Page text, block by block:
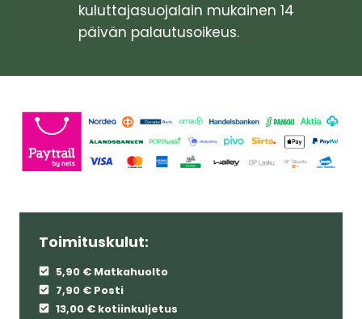
kuluttajasuojalain mukainen 14
päivän palautusoikeus.
Toimituskulut:
5,90 € Matkahuolto
7,90 € Posti
13,00 € kotiinkuljetus